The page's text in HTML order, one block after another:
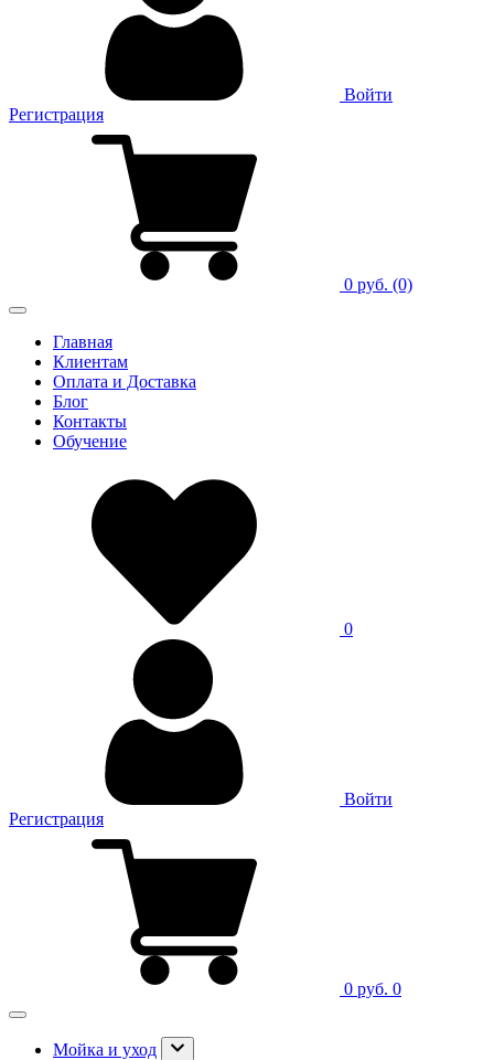
Войти
Регистрация
0 руб. (0)
Главная
Клиентам
Оплата и Доставка
Блог
Контакты
Обучение
0
Войти
Регистрация
0 руб. 0
Мойка и уход